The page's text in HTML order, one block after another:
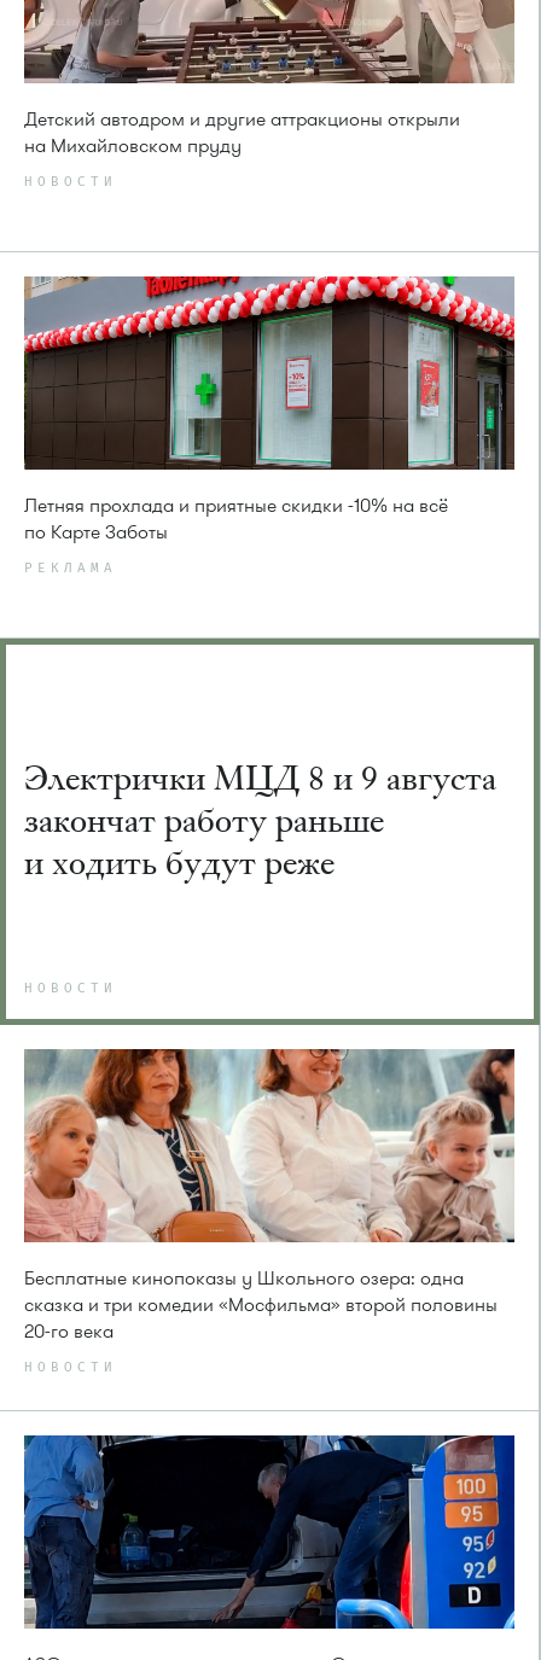
Детский автодром и другие аттракционы открыли
на Михайловском пруду
НОВОСТИ
Летняя прохлада и приятные скидки -10% на всё
по Карте Заботы
РЕКЛАМА
Электрички МЦД 8 и 9 августа
закончат работу раньше
и ходить будут реже
НОВОСТИ
Бесплатные кинопоказы у Школьного озера: одна
сказка и три комедии «Мосфильма» второй половины
20-го века
НОВОСТИ